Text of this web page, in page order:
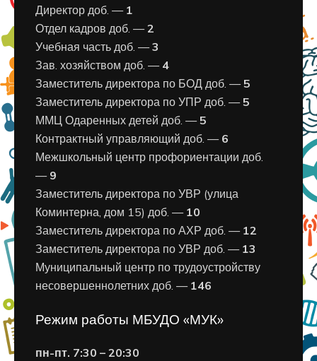
Директор доб. — 1
Отдел кадров доб. —2
Учебная часть доб. —3
Зав. хозяйством доб. — 4
Заместитель директора по БОД доб. —5
Заместитель директора по УПР доб. —5
ММЦ Одаренных детей доб. —5
Контрактный управляющий доб. — 6
Межшкольный центр профориентации доб.
— 9
Заместитель директора по УВР (улица
Коминтерна, дом 15) доб. — 10
Заместитель директора по АХР доб. — 12
Заместитель директора по УВР доб. — 13
Муниципальный центр по трудоустройству
несовершеннолетних доб. — 146
Режим работы МБУДО «МУК»
пн-пт. 7:30 – 20:30